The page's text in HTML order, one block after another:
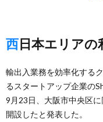
西日本エリア
輸出入業務を効率化する
るスタートアップ企業の
9月23日、大阪市中央区
開設したと発表した。